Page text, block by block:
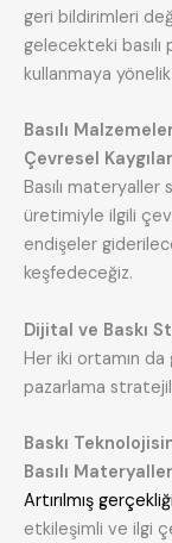
geri bildirimleri
gelecekteki basılı
kullanmaya
Basılı
Çevresel Kaygılar
Basılı materyaller
üretimiyle ilgili
endişeler
keşfedeceğiz.
Dijital ve Baskı
Her iki ortamın
pazarlama
Baskı
Basılı
Artırılmış
etkileşimli ve ilgi